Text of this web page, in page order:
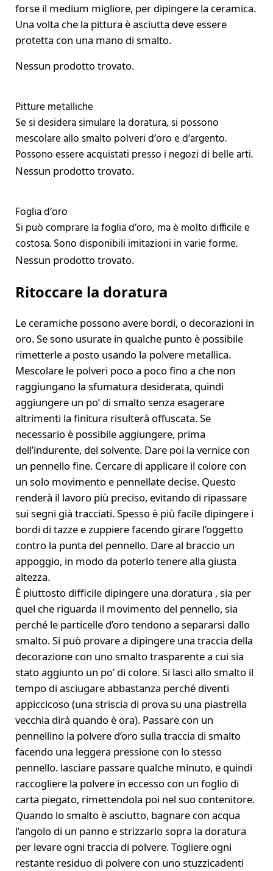
forse il medium migliore, per dipingere la ceramica.
Una volta che la pittura è asciutta deve essere
protetta con una mano di smalto.
Nessun prodotto trovato.
Pitture metalliche
Se si desidera simulare la doratura, si possono
mescolare allo smalto polveri d’oro e d’argento.
Possono essere acquistati presso i negozi di belle arti.
Nessun prodotto trovato.
Foglia d’oro
Si può comprare la foglia d’oro, ma è molto difficile e
costosa. Sono disponibili imitazioni in varie forme.
Nessun prodotto trovato.
Ritoccare la doratura
Le ceramiche possono avere bordi, o decorazioni in
oro. Se sono usurate in qualche punto è possibile
rimetterle a posto usando la polvere metallica.
Mescolare le polveri poco a poco fino a che non
raggiungano la sfumatura desiderata, quindi
aggiungere un po’ di smalto senza esagerare
altrimenti la finitura risulterà offuscata. Se
necessario è possibile aggiungere, prima
dell’indurente, del solvente. Dare poi la vernice con
un pennello fine. Cercare di applicare il colore con
un solo movimento e pennellate decise. Questo
renderà il lavoro più preciso, evitando di ripassare
sui segni già tracciati. Spesso è più facile dipingere i
bordi di tazze e zuppiere facendo girare l’oggetto
contro la punta del pennello. Dare al braccio un
appoggio, in modo da poterlo tenere alla giusta
altezza.
È piuttosto difficile dipingere una doratura , sia per
quel che riguarda il movimento del pennello, sia
perché le particelle d’oro tendono a separarsi dallo
smalto. Si può provare a dipingere una traccia della
decorazione con uno smalto trasparente a cui sia
stato aggiunto un po’ di colore. Si lasci allo smalto il
tempo di asciugare abbastanza perché diventi
appiccicoso (una striscia di prova su una piastrella
vecchia dirà quando è ora). Passare con un
pennellino la polvere d’oro sulla traccia di smalto
facendo una leggera pressione con lo stesso
pennello. lasciare passare qualche minuto, e quindi
raccogliere la polvere in eccesso con un foglio di
carta piegato, rimettendola poi nel suo contenitore.
Quando lo smalto è asciutto, bagnare con acqua
l’angolo di un panno e strizzarlo sopra la doratura
per levare ogni traccia di polvere. Togliere ogni
restante residuo di polvere con uno stuzzicadenti